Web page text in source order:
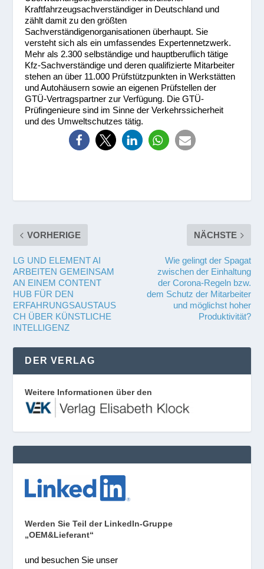
Kraftfahrzeugsachverständiger in Deutschland und
zählt damit zu den größten
Sachverständigenorganisationen überhaupt. Sie
versteht sich als ein umfassendes Expertennetzwerk.
Mehr als 2.300 selbständige und hauptberuflich tätige
Kfz-Sachverständige und deren qualifizierte Mitarbeiter
stehen an über 11.000 Prüfstützpunkten in Werkstätten
und Autohäusern sowie an eigenen Prüfstellen der
GTÜ-Vertragspartner zur Verfügung. Die GTÜ-
Prüfingenieure sind im Sinne der Verkehrssicherheit
und des Umweltschutzes tätig.
VORHERIGE
LG UND ELEMENT AI
ARBEITEN GEMEINSAM
AN EINEM CONTENT
HUB FÜR DEN
ERFAHRUNGSAUSTAUS
CH ÜBER KÜNSTLICHE
INTELLIGENZ
NÄCHSTE
Wie gelingt der Spagat
zwischen der Einhaltung
der Corona-Regeln bzw.
dem Schutz der Mitarbeiter
und möglichst hoher
Produktivität?
DER VERLAG
Weitere Informationen über den
Werden Sie Teil der LinkedIn-Gruppe
„OEM&Lieferant“
und besuchen Sie unser